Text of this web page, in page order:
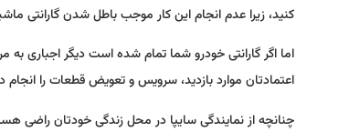
کنید، زیرا عدم انجام این کار موجب باطل شدن گارانتی
اما اگر گارانتی خودرو شما تمام شده است دیگر اجباری
اعتمادتان موارد بازدید، سرویس و تعویض قطعات را انجام
چنانچه از نمایندگی سایپا در محل زندگی خودتان راضی